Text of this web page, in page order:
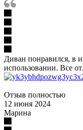
Диван понравился, в
использовании. Все
Отзыв полностью
12 июня 2024
Марина